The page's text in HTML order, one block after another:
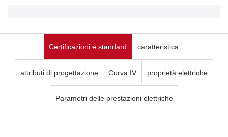
Certificazioni e standard caratteristica
attributi di progettazione Curva IV proprietà elettriche
Parametri delle prestazioni elettriche